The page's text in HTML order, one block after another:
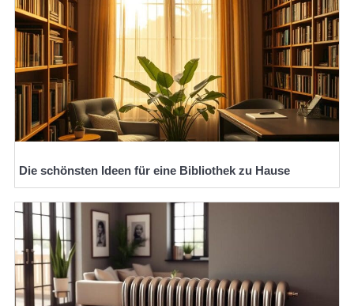
Die schönsten Ideen für eine Bibliothek zu Hause